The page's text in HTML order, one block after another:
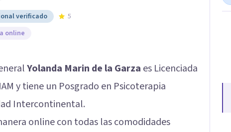
verificado
5
online
Yolanda Marin de la Garza es Licenciada
y tiene un Posgrado en Psicoterapia
Intercontinental.
online con todas las comodidades